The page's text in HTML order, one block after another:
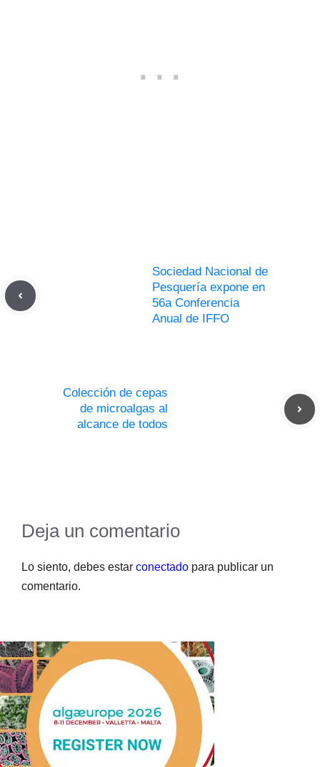
Sociedad Nacional de
Pesquería expone en
56a Conferencia
Anual de IFFO
Colección de cepas
de microalgas al
alcance de todos
Deja un comentario
Lo siento, debes estar conectado para publicar un
comentario.